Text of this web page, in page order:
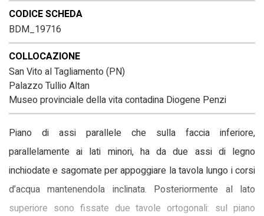
CODICE SCHEDA
BDM_19716
COLLOCAZIONE
San Vito al Tagliamento (PN)
Palazzo Tullio Altan
Museo provinciale della vita contadina Diogene Penzi
Piano di assi parallele che sulla faccia inferiore,
parallelamente ai lati minori, ha da due assi di legno
inchiodate e sagomate per appoggiare la tavola lungo i corsi
d’acqua mantenendola inclinata. Posteriormente al lato
superiore sono fissate due tavole ortogonali: sul piano